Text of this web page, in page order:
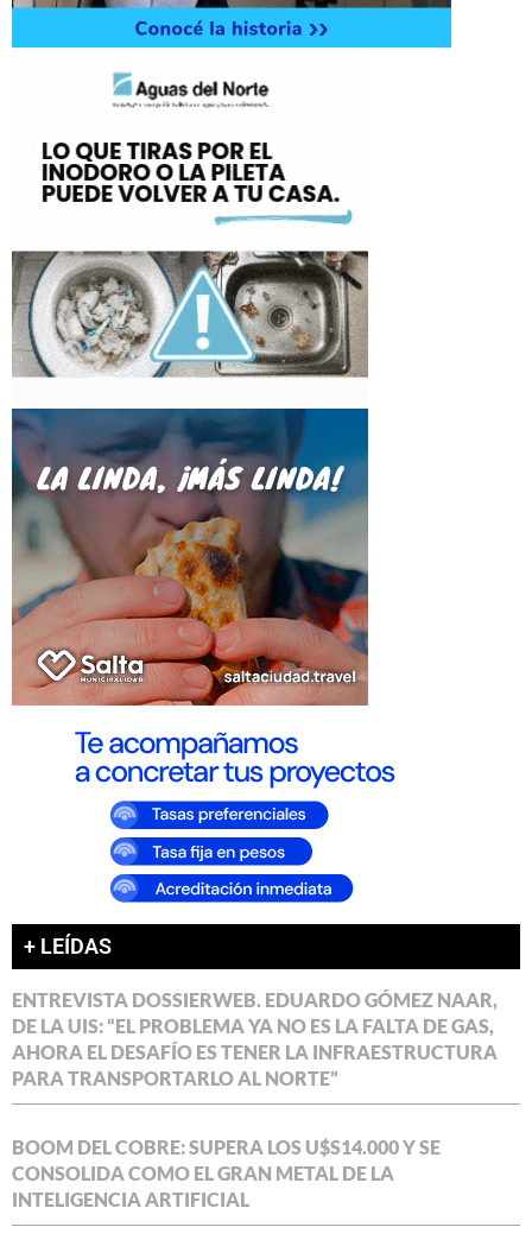
+ LEÍDAS
ENTREVISTA DOSSIERWEB. EDUARDO GÓMEZ NAAR,
DE LA UIS: “EL PROBLEMA YA NO ES LA FALTA DE GAS,
AHORA EL DESAFÍO ES TENER LA INFRAESTRUCTURA
PARA TRANSPORTARLO AL NORTE”
BOOM DEL COBRE: SUPERA LOS U$S14.000 Y SE
CONSOLIDA COMO EL GRAN METAL DE LA
INTELIGENCIA ARTIFICIAL